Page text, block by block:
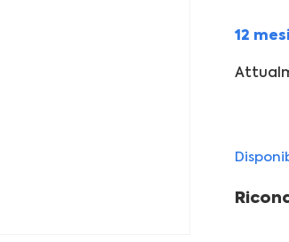
12